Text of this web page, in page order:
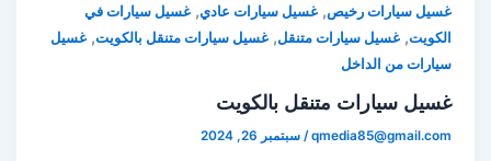
غسيل سيارات رخيص,غسيل سيارات عادي,غسيل سيارات في
الكويت,غسيل سيارات متنقل,غسيل سيارات متنقل بالكويت,غسيل
سيارات من الداخل
غسيل سيارات متنقل بالكويت
qmedia85@gmail.com
/سبتمبر 26, 2024